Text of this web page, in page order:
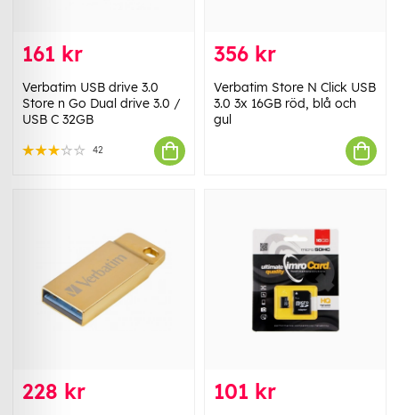
161 kr
Verbatim USB drive 3.0
Store n Go Dual drive 3.0 /
USB C 32GB
42
356 kr
Verbatim Store N Click USB
3.0 3x 16GB röd, blå och
gul
228 kr 101 kr